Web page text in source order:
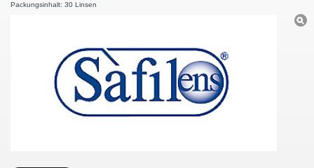
Packungsinhalt: 30 Linsen